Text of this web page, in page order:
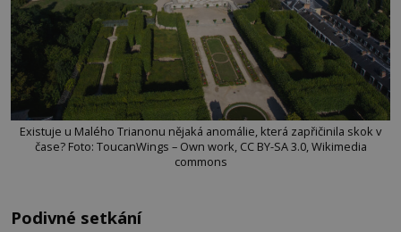
Existuje u Malého Trianonu nějaká anomálie, která zapřičinila skok v
čase? Foto: ToucanWings – Own work, CC BY-SA 3.0, Wikimedia
commons
Podivné setkání